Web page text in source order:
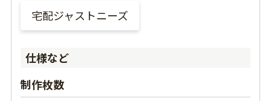
宅配ジャストニーズ
仕様など
制作枚数